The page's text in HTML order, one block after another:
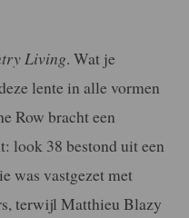
Living. Wat je
lente in alle vormen
Row bracht een
look 38 bestond uit een
was vastgezet met
terwijl Matthieu Blazy